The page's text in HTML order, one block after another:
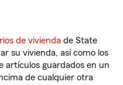
de vivienda de State
su vivienda, así como los
artículos guardados en un
de cualquier otra